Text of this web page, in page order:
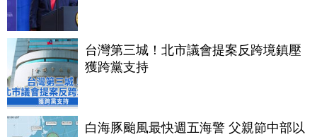
台灣第三城！北市議會提案反跨境鎮壓
獲跨黨支持
白海豚颱風最快週五海警 父親節中部以